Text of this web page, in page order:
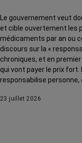
Le gouvernement veut
et cible ouvertement les
médicaments par an ou
discours sur la «
chroniques, et en
qui vont payer le prix
responsabilise personne,
23 juillet 2026